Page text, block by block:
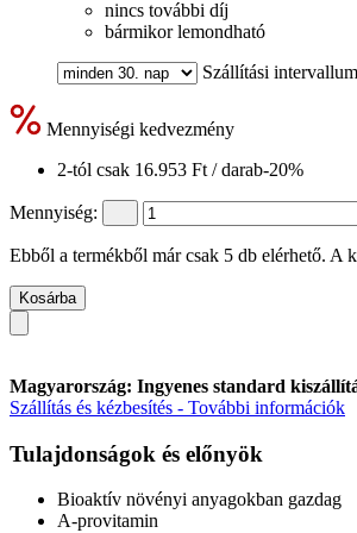
nincs további díj
bármikor lemondható
Szállítási
Mennyiségi kedvezmény
2-tól csak 16.953 Ft / darab-20%
Mennyiség:
Ebből a termékből már csak 5 db elérhető. A
Kosárba
Magyarország: Ingyenes standard
Szállítás és kézbesítés - További információk
Tulajdonságok és előnyök
Bioaktív növényi anyagokban gazdag
A-provitamin